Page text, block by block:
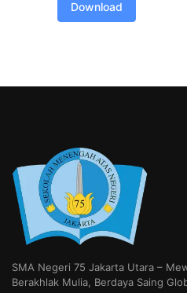
Download
SMA Negeri 75 Jakarta Utara –
Berakhlak Mulia, Berdaya Saing